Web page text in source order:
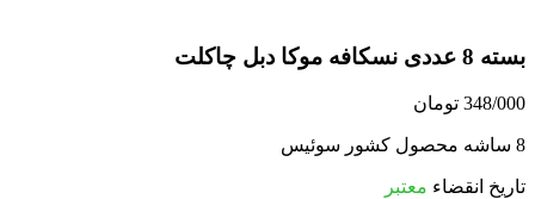
بسته 8 عددی نسکافه موکا دبل چاکلت
348/000 تومان
8 ساشه محصول کشور سوئیس
تاریخ انقضاء معتبر